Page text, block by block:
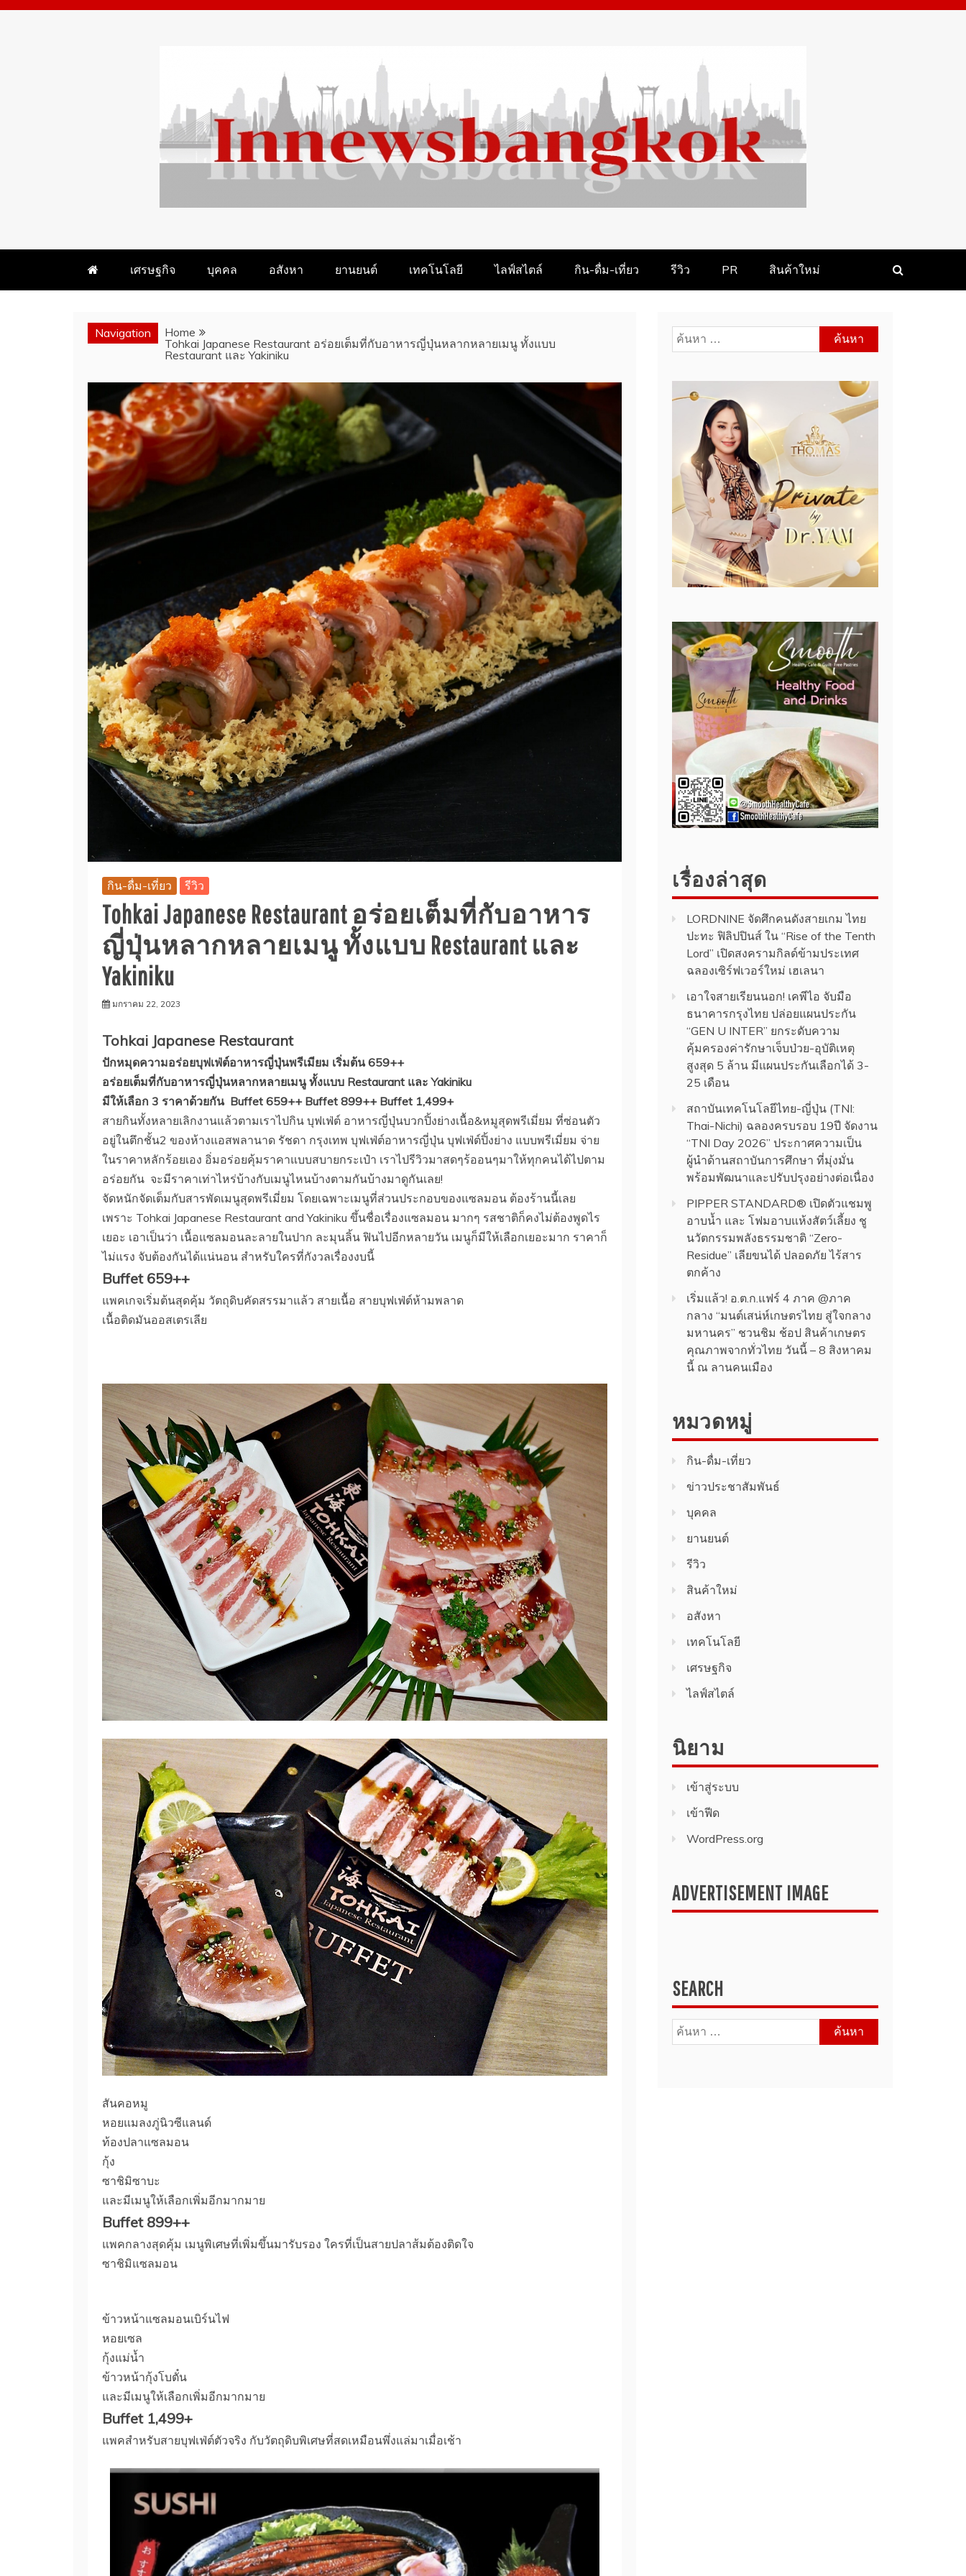
Skip
เศรษฐกิจ บุคคล อสังหา ยานยนต์ เทคโนโลยี ไลฟ์สไตล์ กิน-ดื่ม-เที่ยว รีวิว PR สินค้า​ใหม่​
Navigation
Home
Tohkai Japanese Restaurant อร่อยเต็มที่กับอาหารญี่ปุ่นหลากหลายเมนู ทั้งแบบ
Restaurant และ Yakiniku
กิน-ดื่ม-เที่ยว รีวิว
Tohkai Japanese Restaurant อร่อยเต็มที่กับอาหาร
ญี่ปุ่นหลากหลายเมนู ทั้งแบบ Restaurant และ
Yakiniku
มกราคม 22, 2023
Tohkai Japanese Restaurant
ปักหมุดความอร่อยบุฟเฟ่ต์อาหารญี่ปุ่นพรีเมียม เริ่มต้น 659++
อร่อยเต็มที่กับอาหารญี่ปุ่นหลากหลายเมนู ทั้งแบบ Restaurant และ Yakiniku
มีให้เลือก 3 ราคาด้วยกัน Buffet 659++ Buffet 899++ Buffet 1,499+
สายกินทั้งหลายเลิกงานแล้วตามเราไปกิน บุฟเฟ่ต์ อาหารญี่ปุ่นบวกปิ้งย่างเนื้อ&หมูสุดพรีเมี่ยม ที่ซ่อนตัว
อยู่ในตึกชั้น2 ของห้างแอสพลานาด รัชดา กรุงเทพ บุฟเฟ่ต์อาหารญี่ปุ่น บุฟเฟ่ต์ปิ้งย่าง แบบพรีเมี่ยม จ่าย
ในราคาหลักร้อยเอง อิ่มอร่อยคุ้มราคาแบบสบายกระเป๋า เราไปรีวิวมาสดๆร้ออนๆมาให้ทุกคนได้ไปตาม
อร่อยกัน จะมีราคาเท่าไหร่บ้างกับเมนูไหนบ้างตามกันบ้างมาดูกันเลย!
จัดหนักจัดเต็มกับสารพัดเมนูสุดพรีเมี่ยม โดยเฉพาะเมนูที่ส่วนประกอบของแซลมอน ต้องร้านนี้เลย
เพราะ Tohkai Japanese Restaurant and Yakiniku ขึ้นชื่อเรื่องแซลมอน มากๆ รสชาติก็คงไม่ต้องพูดไร
เยอะ เอาเป็นว่า เนื้อแซลมอนละลายในปาก ละมุนลิ้น ฟินไปอีกหลายวัน เมนูก็มีให้เลือกเยอะมาก ราคาก็
ไม่แรง จับต้องกันได้แน่นอน สำหรับใครที่กังวลเรื่องงบนี้
Buffet 659++
แพคเกจเริ่มต้นสุดคุ้ม วัตถุดิบคัดสรรมาแล้ว สายเนื้อ สายบุฟเฟ่ต์ห้ามพลาด
เนื้อติดมันออสเตรเลีย
สันคอหมู
หอยแมลงภู่นิวซีแลนด์
ท้องปลาแซลมอน
กุ้ง
ซาชิมิซาบะ
และมีเมนูให้เลือกเพิ่มอีกมากมาย
Buffet 899++
แพคกลางสุดคุ้ม เมนูพิเศษที่เพิ่มขึ้นมารับรอง ใครที่เป็นสายปลาส้มต้องติดใจ
ซาชิมิแซลมอน
ข้าวหน้าแซลมอนเบิร์นไฟ
หอยเซล
กุ้งแม่น้ำ
ข้าวหน้ากุ้งโบตั๋น
และมีเมนูให้เลือกเพิ่มอีกมากมาย
Buffet 1,499+
แพคสำหรับสายบุฟเฟ่ต์ตัวจริง กับวัตถุดิบพิเศษที่สดเหมือนพึ่งแล่มาเมื่อเช้า
ค้นหา
สำหรับ:
เรื่องล่าสุด
LORDNINE จัดศึกคนดังสายเกม ไทย
ปะทะ ฟิลิปปินส์ ใน “Rise of the Tenth
Lord” เปิดสงครามกิลด์ข้ามประเทศ
ฉลองเซิร์ฟเวอร์ใหม่ เฮเลนา
เอาใจสายเรียนนอก! เคพีไอ จับมือ
ธนาคารกรุงไทย ปล่อยแผนประกัน
“GEN U INTER” ยกระดับความ
คุ้มครองค่ารักษาเจ็บป่วย-อุบัติเหตุ
สูงสุด 5 ล้าน มีแผนประกันเลือกได้ 3-
25 เดือน
สถาบันเทคโนโลยีไทย-ญี่ปุ่น (TNI:
Thai-Nichi) ฉลองครบรอบ 19ปี จัดงาน
“TNI Day 2026” ประกาศความเป็น
ผู้นำด้านสถาบันการศึกษา ที่มุ่งมั่น
พร้อมพัฒนาและปรับปรุงอย่างต่อเนื่อง
PIPPER STANDARD® เปิดตัวแชมพู
อาบน้ำ และ โฟมอาบแห้งสัตว์เลี้ยง ชู
นวัตกรรมพลังธรรมชาติ “Zero-
Residue” เลียขนได้ ปลอดภัย ไร้สาร
ตกค้าง
เริ่มแล้ว! อ.ต.ก.แฟร์ 4 ภาค @ภาค
กลาง “มนต์เสน่ห์เกษตรไทย สู่ใจกลาง
มหานคร” ชวนชิม ช้อป สินค้าเกษตร
คุณภาพจากทั่วไทย วันนี้ – 8 สิงหาคม
นี้ ณ ลานคนเมือง
หมวดหมู่
กิน-ดื่ม-เที่ยว
ข่าวประชาสัมพันธ์
บุคคล
ยานยนต์
รีวิว
สินค้า​ใหม่​
อสังหา
เทคโนโลยี
เศรษฐกิจ
ไลฟ์สไตล์
นิยาม
เข้าสู่ระบบ
เข้าฟีด
WordPress.org
ADVERTISEMENT IMAGE
SEARCH
ค้นหา
สำหรับ: